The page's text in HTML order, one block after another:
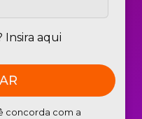
Insira aqui
concorda com a